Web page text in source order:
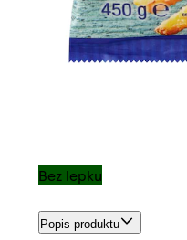
Bez lepku
Popis produktu